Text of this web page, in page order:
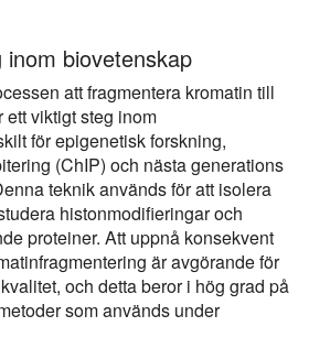
biovetenskap
att fragmentera kromatin till
ett viktigt steg inom
för epigenetisk forskning,
(ChIP) och nästa generations
teknik används för att isolera
histonmodifieringar och
proteiner. Att uppnå konsekvent
är avgörande för
och detta beror i hög grad på
som används under